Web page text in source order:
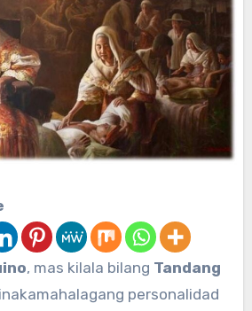
, mas kilala bilang Tandang
personalidad